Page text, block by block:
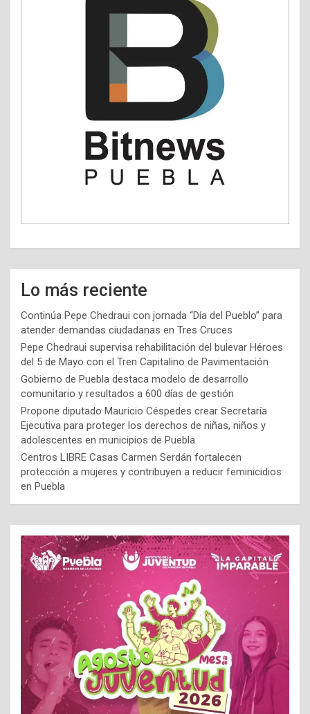
Lo más reciente
Continúa Pepe Chedraui con jornada “Día del Pueblo” para
atender demandas ciudadanas en Tres Cruces
Pepe Chedraui supervisa rehabilitación del bulevar Héroes
del 5 de Mayo con el Tren Capitalino de Pavimentación
Gobierno de Puebla destaca modelo de desarrollo
comunitario y resultados a 600 días de gestión
Propone diputado Mauricio Céspedes crear Secretaría
Ejecutiva para proteger los derechos de niñas, niños y
adolescentes en municipios de Puebla
Centros LIBRE Casas Carmen Serdán fortalecen
protección a mujeres y contribuyen a reducir feminicidios
en Puebla